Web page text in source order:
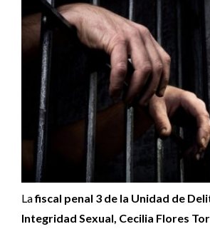
Lafiscal penal 3 de la Unidad de
Integridad Sexual, Cecilia Flores